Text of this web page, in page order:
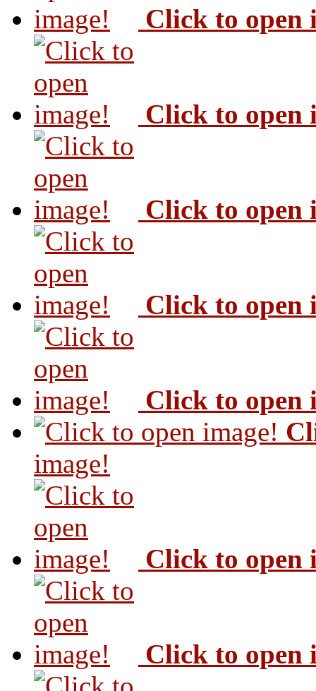
Click to open
Click to open
Click to open
Click to open
Click to open
image!
Click to open
Click to open